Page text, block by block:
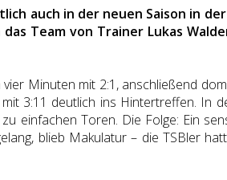
auch in der neuen Saison in
Team von Trainer Lukas
Minuten mit 2:1, anschließend
3:11 deutlich ins Hintertreffen. In
einfachen Toren. Die Folge: Ein
blieb Makulatur – die TSBler